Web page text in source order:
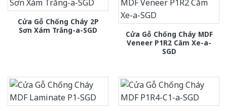
Cửa Gỗ Chống Cháy 2P
Sơn Xám Trắng-a-SGD
Cửa Gỗ Chống Cháy MDF
Veneer P1R2 Căm Xe-a-
SGD